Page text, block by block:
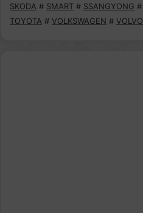
SKODA # SMART # SSANGYONG #
TOYOTA # VOLKSWAGEN # VOLVO